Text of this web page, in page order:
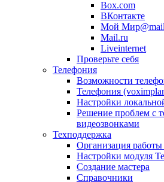
Box.com
ВКонтакте
Мой
Mail.ru
Liveinternet
Проверьте себя
Телефония
Возможности
Телефония
Настройки
Решение проблем с
видеозвонками
Техподдержка
Организация
Настройки модуля
Создание мастера
Справочники